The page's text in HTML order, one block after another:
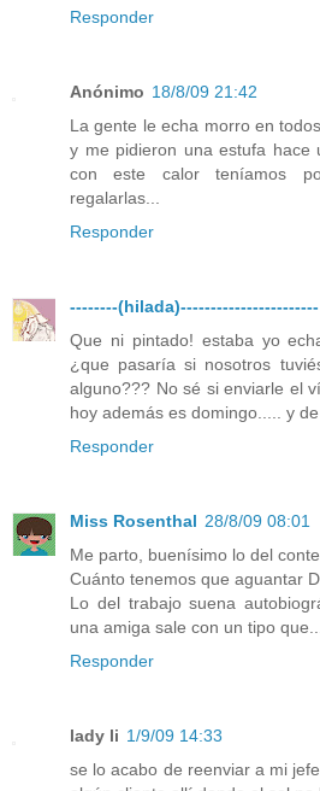
Responder
Anónimo 18/8/09 21:42
La gente le echa morro en
y me pidieron una estufa hace
con este calor teníamos
regalarlas...
Responder
--------(hilada)-----------------------
Que ni pintado! estaba yo
¿que pasaría si nosotros
alguno??? No sé si enviarle el
hoy además es domingo..... y
Responder
Miss Rosenthal 28/8/09 08:01
Me parto, buenísimo lo del
Cuánto tenemos que aguantar
Lo del trabajo suena
una amiga sale con un tipo
Responder
lady li 1/9/09 14:33
se lo acabo de reenviar a mi